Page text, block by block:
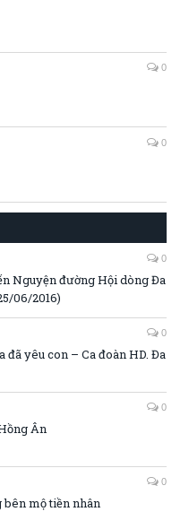
0
0
0
Nguyện đường Hội dòng Đa
06/2016)
0
đã yêu con – Ca đoàn HD. Đa
0
Ân
0
mộ tiền nhân